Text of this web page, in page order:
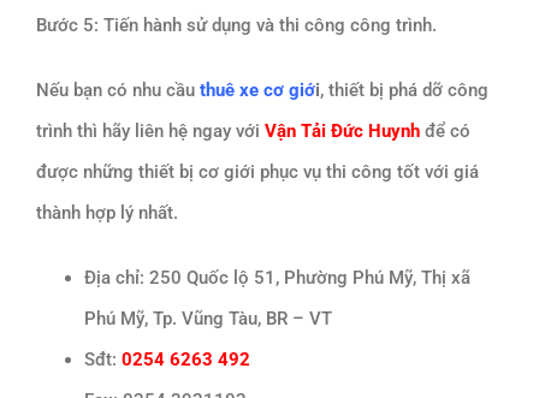
Bước 5: Tiến hành sử dụng và thi công công trình.
Nếu bạn có nhu cầu thuê xe cơ giới, thiết bị phá dỡ công
trình thì hãy liên hệ ngay với Vận Tải Đức Huynhđể có
được những thiết bị cơ giới phục vụ thi công tốt với giá
thành hợp lý nhất.
Địa chỉ: 250 Quốc lộ 51, Phường Phú Mỹ, Thị xã
Phú Mỹ, Tp. Vũng Tàu, BR – VT
Sđt: 0254 6263 492